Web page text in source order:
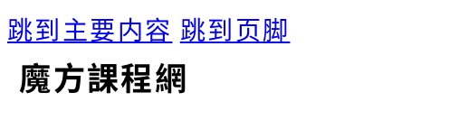
跳到主要内容 跳到页脚
魔方課程網